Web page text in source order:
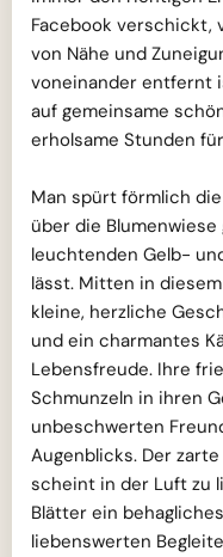
Facebook verschickt,
von Nähe und
voneinander entfernt
auf gemeinsame
erholsame Stunden
Man spürt förmlich
über die
leuchtenden Gelb-
lässt. Mitten in
kleine, herzliche
und ein charmantes
Lebensfreude. Ihre
Schmunzeln in ihren
unbeschwerten
Augenblicks. Der
scheint in der Luft zu
Blätter ein
liebenswerten